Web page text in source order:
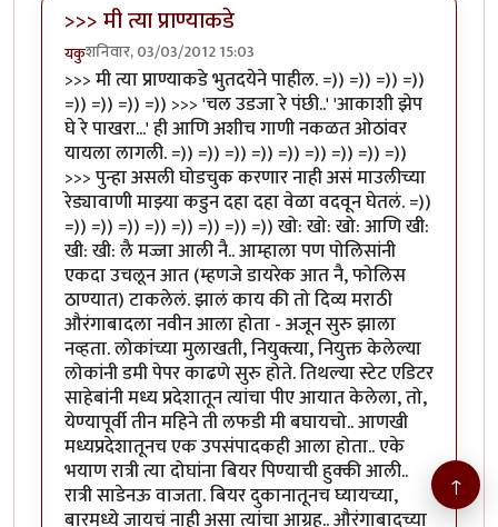
>>> मी त्या प्राण्याकडे
यकुशनिवार, 03/03/2012 15:03
>>> मी त्या प्राण्याकडे भुतदयेने पाहील. =)) =)) =)) =))
=)) =)) =)) =)) >>> 'चल उडजा रे पंछी..' 'आकाशी झेप
घे रे पाखरा...' ही आणि अशीच गाणी नकळत ओठांवर
यायला लागली. =)) =)) =)) =)) =)) =)) =)) =)) =))
>>> पुन्हा असली घोडचुक करणार नाही असं माउलीच्या
रेड्यावाणी माझ्या कडुन दहा दहा वेळा वदवून घेतलं. =))
=)) =)) =)) =)) =)) =)) =)) =)) खो: खो: खो: आणि खी:
खी: खी: लै मज्जा आली नै.. आम्हाला पण पोलिसांनी
एकदा उचलून आत (म्हणजे डायरेक आत नै, फोलिस
ठाण्‍यात) टाकलेलं. झालं काय की तो दिव्य मराठी
औरंगाबादला नवीन आला होता - अजून सुरु झाला
नव्हता. लोकांच्या मुलाखती, नियुक्त्या, नियुक्त केलेल्या
लोकांनी डमी पेपर काढणे सुरु होते. तिथल्या स्टेट एडिटर
साहेबांनी मध्‍य प्रदेशातून त्यांचा पीए आयात केलेला, तो,
येण्‍यापूर्वी तीन मह‍िने ती लफडी मी बघायचो.. आणखी
मध्‍यप्रदेशातूनच एक उपसंपादकही आला होता.. एके
भयाण रात्री त्या दोघांना बियर पिण्‍याची हुक्की आली..
रात्री साडेनऊ वाजता. बियर दुकानातूनच घ्यायच्या,
बारमध्‍ये जायचं नाही असा त्यांचा आग्रह.. औरंगाबादच्या
↑